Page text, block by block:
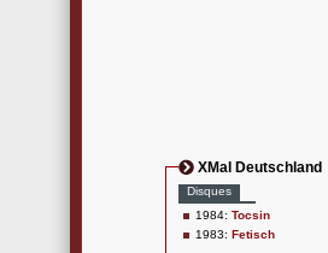
XMal Deutschland
Disques
1984: Tocsin
1983: Fetisch